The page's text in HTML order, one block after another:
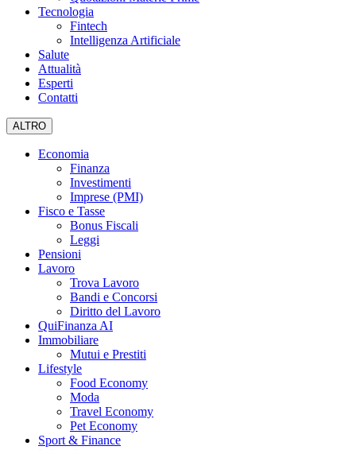
Tecnologia
Fintech
Intelligenza Artificiale
Salute
Attualità
Esperti
Contatti
ALTRO
Economia
Finanza
Investimenti
Imprese (PMI)
Fisco e Tasse
Bonus Fiscali
Leggi
Pensioni
Lavoro
Trova Lavoro
Bandi e Concorsi
Diritto del Lavoro
QuiFinanza AI
Immobiliare
Mutui e Prestiti
Lifestyle
Food Economy
Moda
Travel Economy
Pet Economy
Sport & Finance